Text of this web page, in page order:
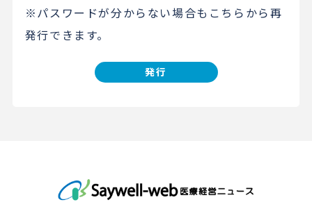
※パスワードが分からない場合もこちらから再
発行できます。
発行